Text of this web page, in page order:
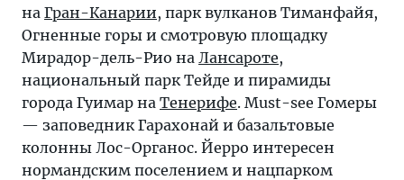
на Гран-Канарии, парк вулканов Тиманфайя,
Огненные горы и смотровую площадку
Мирадор-дель-Рио на Лансароте,
национальный парк Тейде и пирамиды
города Гуимар на Тенерифе. Must-see Гомеры
— заповедник Гарахонай и базальтовые
колонны Лос-Органос. Йерро интересен
нормандским поселением и нацпарком